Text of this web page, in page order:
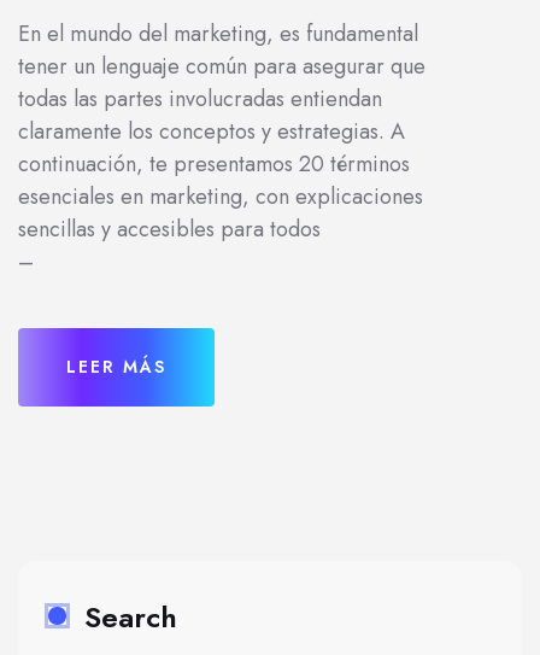
En el mundo del marketing, es fundamental
tener un lenguaje común para asegurar que
todas las partes involucradas entiendan
claramente los conceptos y estrategias. A
continuación, te presentamos 20 términos
esenciales en marketing, con explicaciones
sencillas y accesibles para todos
–
LEER MÁS
Search